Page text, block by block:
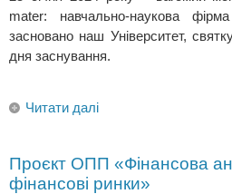
mater: навчально-наукова
засновано наш Університет,
дня заснування.
Читати далі
Проєкт ОПП «Фінансова
фінансові ринки»